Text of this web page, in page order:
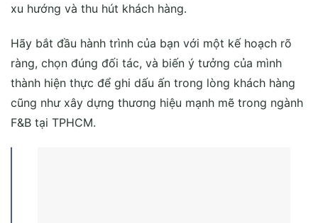
xu hướng và thu hút khách hàng.
Hãy bắt đầu hành trình của bạn với một kế hoạch rõ
ràng, chọn đúng đối tác, và biến ý tưởng của mình
thành hiện thực để ghi dấu ấn trong lòng khách hàng
cũng như xây dựng thương hiệu mạnh mẽ trong ngành
F&B tại TPHCM.